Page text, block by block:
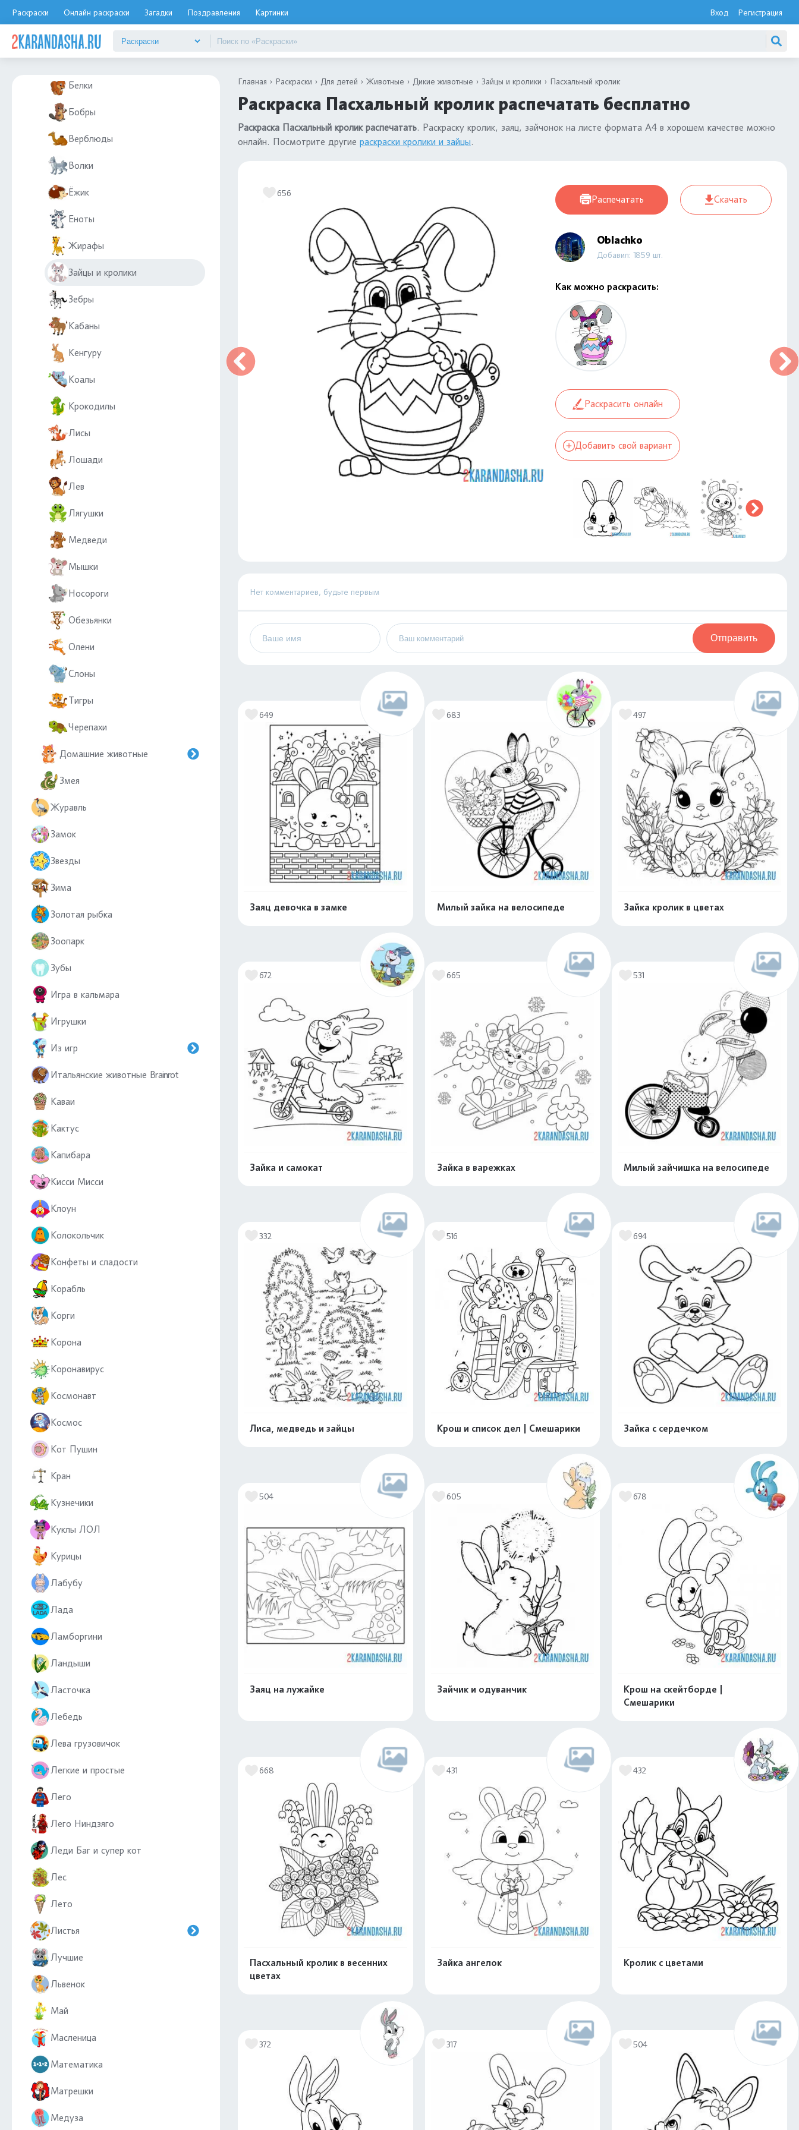
Раскраски Онлайн раскраски Загадки Поздравления Картинки Вход Регистрация
Бегемоты
Белки
Бобры
Верблюды
Волки
Ёжик
Еноты
Жирафы
Зайцы и кролики
Зебры
Кабаны
Кенгуру
Коалы
Крокодилы
Лисы
Лошади
Лев
Лягушки
Медведи
Мышки
Носороги
Обезьянки
Олени
Слоны
Тигры
Черепахи
Домашние животные
Змея
Журавль
Замок
Звезды
Зима
Золотая рыбка
Зоопарк
Зубы
Игра в кальмара
Игрушки
Из игр
Итальянские животные Brainrot
Каваи
Кактус
Капибара
Кисси Мисси
Клоун
Колокольчик
Конфеты и сладости
Корабль
Корги
Корона
Коронавирус
Космонавт
Космос
Кот Пушин
Кран
Кузнечики
Куклы ЛОЛ
Курицы
Лабубу
Лада
Ламборгини
Ландыши
Ласточка
Лебедь
Лева грузовичок
Легкие и простые
Лего
Лего Ниндзяго
Леди Баг и супер кот
Лес
Лето
Листья
Лучшие
Львенок
Май
Масленица
Математика
Матрешки
Медуза
Главная Раскраски Для детей Животные Дикие животные Зайцы и кролики Пасхальный кролик
Раскраска Пасхальный кролик распечатать бесплатно
Раскраска Пасхальный кролик распечатать. Раскраску кролик, заяц, зайчонок на листе формата А4 в хорошем качестве можно
онлайн. Посмотрите другие раскраски кролики и зайцы.
656
Распечатать Скачать
Oblachko
Добавил: 1859 шт.
Как можно раскрасить:
Раскрасить онлайн
Добавить свой вариант
Нет комментариев, будьте первым
Отправить
649
Заяц девочка в замке
683
Милый зайка на велосипеде
497
Зайка кролик в цветах
672
Зайка и самокат
665
Зайка в варежках
531
Милый зайчишка на велосипеде
332
Лиса, медведь и зайцы
516
Крош и список дел | Смешарики
694
Зайка с сердечком
504
Заяц на лужайке
605
Зайчик и одуванчик
678
Крош на скейтборде |
Смешарики
Распечатать и скачать
668
Пасхальный кролик в весенних
цветах
431
Зайка ангелок
432
Кролик с цветами
372 317 504